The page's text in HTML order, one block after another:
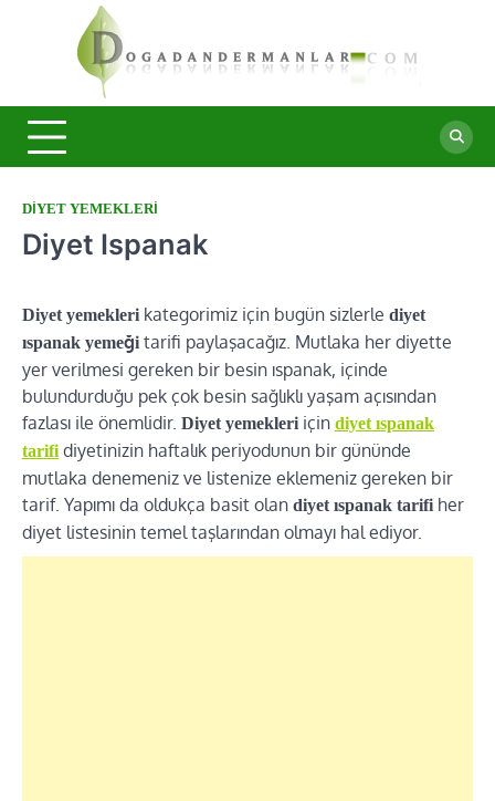
doğal
taşlar ile
sağlıklı
yaşam.
DIYET YEMEKLERI
Diyet Ispanak
Diyet yemekleri kategorimiz için bugün sizlerle diyet
ıspanak yemeği tarifi paylaşacağız. Mutlaka her diyette
yer verilmesi gereken bir besin ıspanak, içinde
bulundurduğu pek çok besin sağlıklı yaşam açısından
fazlası ile önemlidir. Diyet yemekleri için diyet ıspanak
tarifidiyetinizin haftalık periyodunun bir gününde
mutlaka denemeniz ve listenize eklemeniz gereken bir
tarif. Yapımı da oldukça basit olan diyet ıspanak tarifi her
diyet listesinin temel taşlarından olmayı hal ediyor.